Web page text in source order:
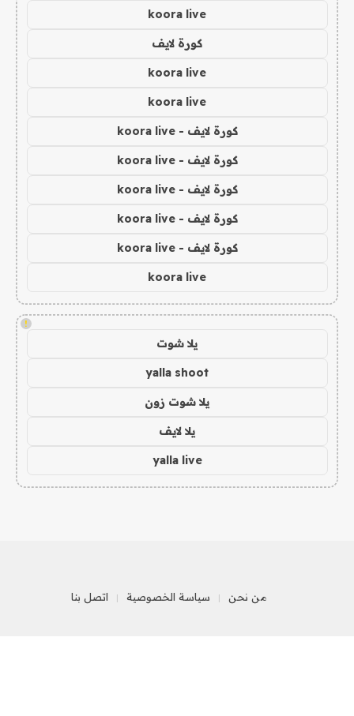
koora live
كورة لايف
koora live
koora live
كورة لايف - koora live
كورة لايف - koora live
كورة لايف - koora live
كورة لايف - koora live
كورة لايف - koora live
koora live
!
يلا شوت
yalla shoot
يلا شوت زون
يلا لايف
yalla live
من نحن سياسة الخصوصية اتصل بنا